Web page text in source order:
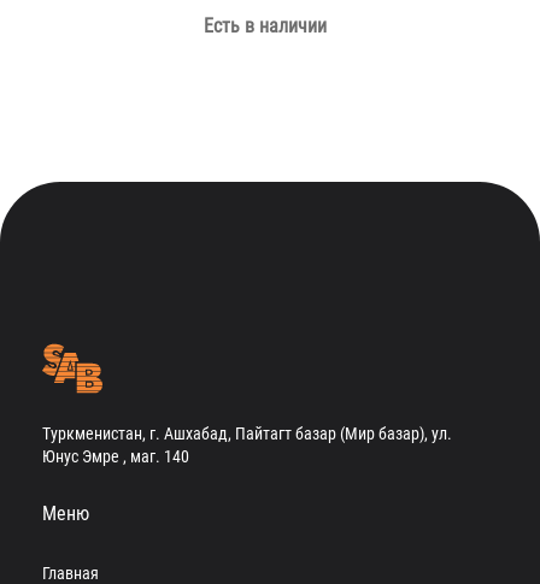
Есть в наличии
Туркменистан, г. Ашхабад, Пайтагт базар (Мир базар), ул.
Юнус Эмре , маг. 140
Меню
Главная